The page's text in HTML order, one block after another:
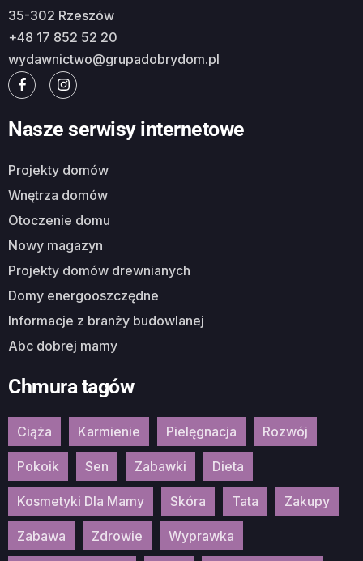
35-302 Rzeszów
+48 17 852 52 20
wydawnictwo@grupadobrydom.pl
Nasze serwisy internetowe
Projekty domów
Wnętrza domów
Otoczenie domu
Nowy magazyn
Projekty domów drewnianych
Domy energooszczędne
Informacje z branży budowlanej
Abc dobrej mamy
Chmura tagów
Ciąża Karmienie Pielęgnacja Rozwój
Pokoik Sen Zabawki Dieta
Kosmetyki Dla Mamy Skóra Tata Zakupy
Zabawa Zdrowie Wyprawka